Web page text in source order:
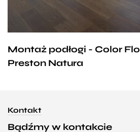
Montaż podłogi - Color
Preston Natura
Kontakt
Bądźmy w kontakcie